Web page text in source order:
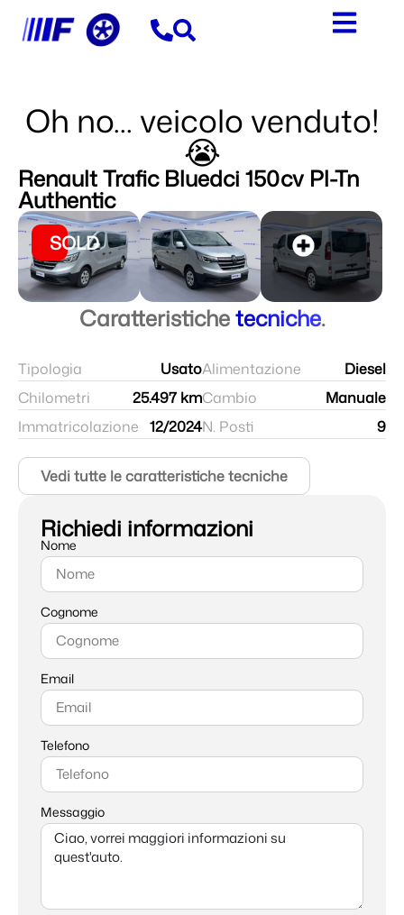
Oh no... veicolo venduto!
😭
Renault Trafic Bluedci 150cv Pl-Tn
Authentic
SOLD
Caratteristichetecniche.
Tipologia
Usato
Chilometri
25.497 km
Immatricolazione 12/2024
Alimentazione
Diesel
Cambio
Manuale
N. Posti
9
Vedi tutte le caratteristiche tecniche
Richiedi informazioni
Nome
Cognome
Email
Telefono
Messaggio